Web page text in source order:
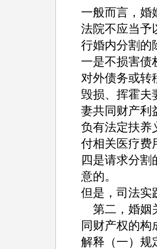
一般而言，婚
法院不应当予
行婚内分割的
一是不损害债
对外债务或转
毁损、挥霍夫
妻共同财产利
负有法定扶养
付相关医疗费
四是请求分割
意的。
但是，司法实
第二，婚姻
同财产权的构
解释（一）规